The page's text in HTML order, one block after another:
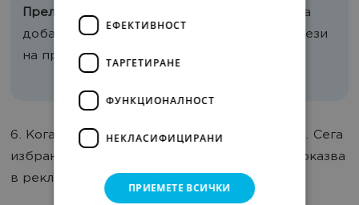
Преливане
- да изберете как цветовете на
добавеното изображение да се сливат с тези
на продуктите в рекламата.
6. Когато сте готови,запаметете промените
. Сега
избраната информация от каталога ще се показва
в рекламата.
ЕФЕКТИВНОСТ
ТАРГЕТИРАНЕ
ФУНКЦИОНАЛНОСТ
НЕКЛАСИФИЦИРАНИ
ПРИЕМЕТЕ ВСИЧКИ